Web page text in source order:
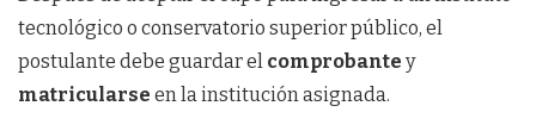
tecnológico o conservatorio superior público, el
postulante debe guardar el comprobante y
matricularse en la institución asignada.